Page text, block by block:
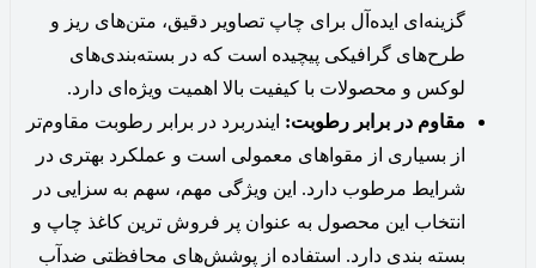
گزینه‌ای ایده‌آل برای چاپ تصاویر دقیق، متن‌های ریز و
طرح‌های گرافیکی پیچیده است که در بسته‌بندی‌های
لوکس و محصولات با کیفیت بالا اهمیت ویژه‌ای دارد.
مقاوم در برابر رطوبت: ایندربرد در برابر رطوبت مقاوم‌تر
از بسیاری از مقواهای معمولی است و عملکرد بهتری در
شرایط مرطوب دارد. این ویژگی مهم، سهم به سزایی در
انتخاب این محصول به عنوان پر فروش ترین کاغذ چاپ و
بسته بندی دارد. استفاده از پوشش‌های محافظتی ضدآب